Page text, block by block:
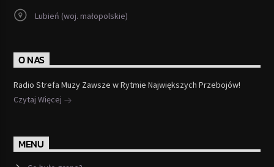
Lubień (woj. małopolskie)
O NAS
Radio Strefa Muzy Zawsze w Rytmie Największych Przebojów!
Czytaj Więcej
MENU